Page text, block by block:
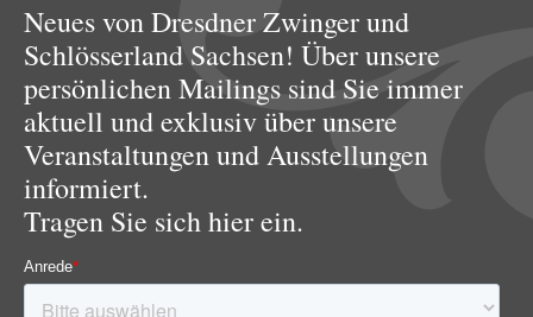
Neues von Dresdner Zwinger und
Schlösserland Sachsen! Über unsere
persönlichen Mailings sind Sie immer
aktuell und exklusiv über unsere
Veranstaltungen und Ausstellungen
informiert.
Tragen Sie sich hier ein.